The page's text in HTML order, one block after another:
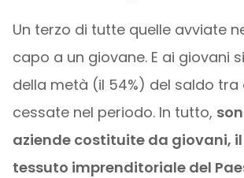
Un terzo di tutte quelle avviate
capo a un giovane. E ai giovani
della metà (il 54%) del saldo tra
cessate nel periodo. In tutto,
aziende costituite da giovani, il
tessuto imprenditoriale del